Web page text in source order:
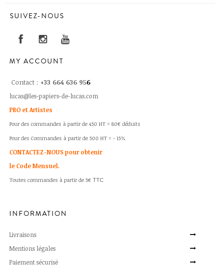
SUIVEZ-NOUS
MY ACCOUNT
Contact : +33 664 636 956
lucas@les-papiers-de-lucas.com
PRO et Artistes
Pour des commandes à partir de 450 HT = 80€ déduits
Pour des Commandes à partir de 500 HT = - 15%
CONTACTEZ-NOUS pour obtenir
le Code Mensuel.
Toutes commandes à partir de 5€ TTC
INFORMATION
Livraisons
Mentions légales
Paiement sécurisé